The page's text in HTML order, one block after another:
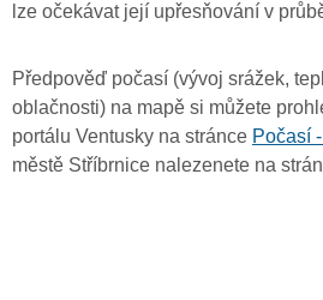
lze očekávat její upřesňování v
Předpověď počasí (vývoj srážek,
oblačnosti) na mapě si můžete
portálu Ventusky na stránce Počasí
městě Stříbrnice nalezenete na